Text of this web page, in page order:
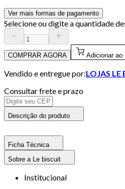
Ver mais formas de pagamento
Selecione ou digite a quantidade
COMPRAR AGORA Adicionar ao
Vendido e entregue por:LOJAS LE
Consultar frete e prazo
Descrição do produto
Ficha Técnica
Sobre a Le biscuit
Institucional